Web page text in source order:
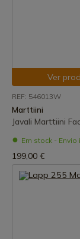
Ver
REF: 546013W
Marttiini
Javali Marttiini
Em stock -
199,00 €